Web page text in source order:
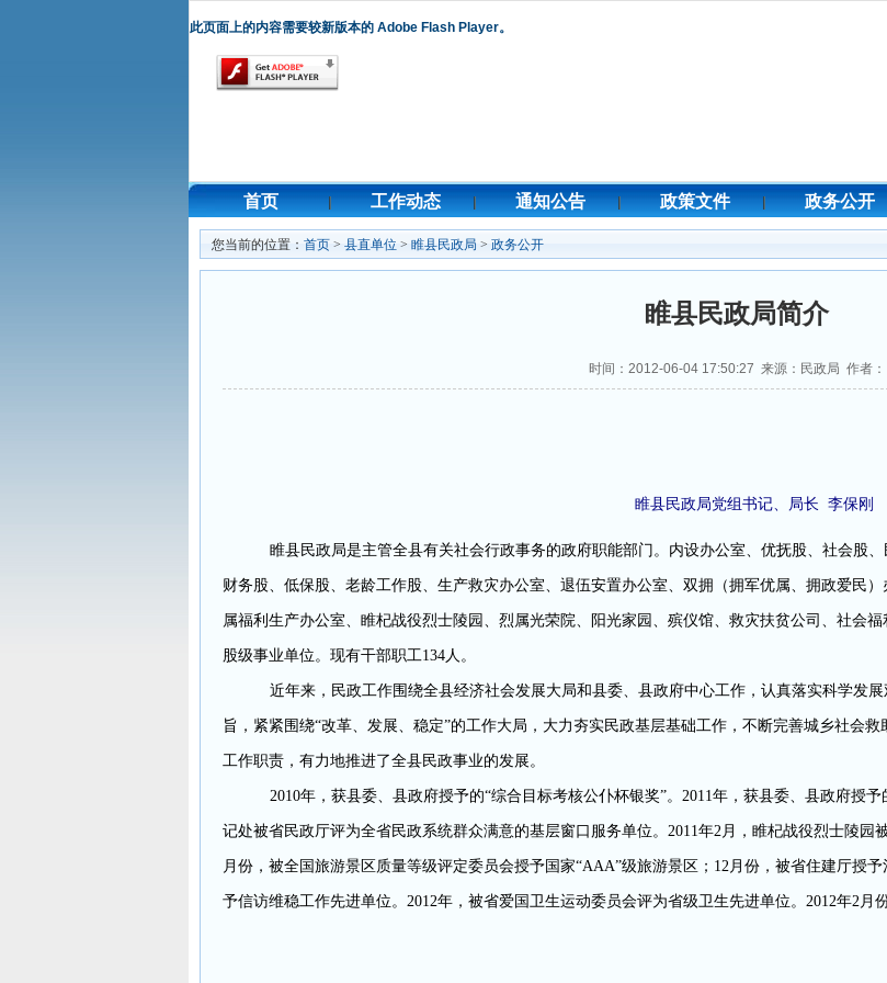
此页面上的内容需要较新版本的 Adobe Flash Player。
首页 工作动态 通知公告 政策文件 政务公开
您当前的位置： 首页 > 县直单位 > 睢县民政局 > 政务公开
睢县民政局简介
时间：2012-06-04 17:50:27 来源：民政局 作者：
睢县民政局党组书记、局长 李保刚
睢县民政局是主管全县有关社会行政事务的政府职能部门。内设办公室、优抚股、社会股
财务股、低保股、老龄工作股、生产救灾办公室、退伍安置办公室、双拥（拥军优属、拥政爱民
属福利生产办公室、睢杞战役烈士陵园、烈属光荣院、阳光家园、殡仪馆、救灾扶贫公司、社会
股级事业单位。现有干部职工134人。
近年来，民政工作围绕全县经济社会发展大局和县委、县政府中心工作，认真落实科学发
旨，紧紧围绕“改革、发展、稳定”的工作大局，大力夯实民政基层基础工作，不断完善城乡社会
工作职责，有力地推进了全县民政事业的发展。
2010年，获县委、县政府授予的“综合目标考核公仆杯银奖”。2011年，获县委、县政府授
记处被省民政厅评为全省民政系统群众满意的基层窗口服务单位。2011年2月，睢杞战役烈士陵园
月份，被全国旅游景区质量等级评定委员会授予国家“AAA”级旅游景区；12月份，被省住建厅授
予信访维稳工作先进单位。2012年，被省爱国卫生运动委员会评为省级卫生先进单位。2012年2月